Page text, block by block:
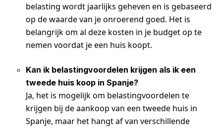
belasting wordt jaarlijks geheven en is gebaseerd
op de waarde van je onroerend goed. Het is
belangrijk om al deze kosten in je budget op te
nemen voordat je een huis koopt.
Kan ik belastingvoordelen krijgen als ik een
tweede huis koop in Spanje?
Ja, het is mogelijk om belastingvoordelen te
krijgen bij de aankoop van een tweede huis in
Spanje, maar het hangt af van verschillende